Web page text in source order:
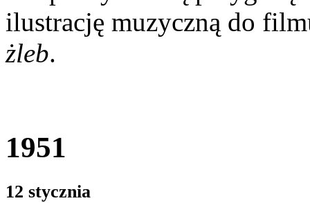
ilustrację muzyczną do
żleb.
1951
12 stycznia